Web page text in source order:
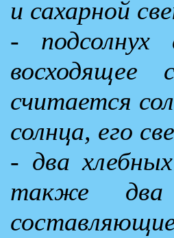
и сахарной
- подсолнух
восходящее
считается
солнца, его
- два
также